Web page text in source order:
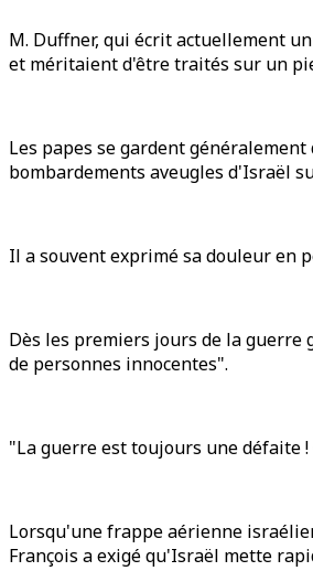
M. Duffner, qui écrit actuellement
et méritaient d'être traités sur un
Les papes se gardent
bombardements aveugles d'Israël
Il a souvent exprimé sa douleur en
Dès les premiers jours de la guerre
de personnes innocentes".
"La guerre est toujours une défaite
Lorsqu'une frappe aérienne
François a exigé qu'Israël mette